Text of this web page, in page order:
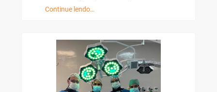
Continue lendo…